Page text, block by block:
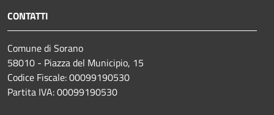
CONTATTI
Comune di Sorano
58010 - Piazza del Municipio, 15
Codice Fiscale: 00099190530
Partita IVA: 00099190530